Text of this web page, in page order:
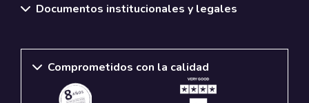
Documentos institucionales y legales
Comprometidos con la calidad